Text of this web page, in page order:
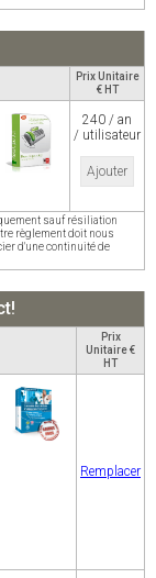
Prix Unitaire
€ HT
240 / an
/ utilisateur
Ajouter
sauf résiliation
règlement doit nous
d'une continuité de
Prix
Unitaire €
HT
Remplacer